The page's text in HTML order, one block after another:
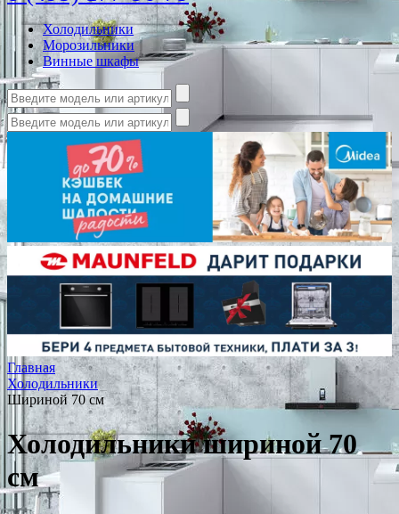
Холодильники
Морозильники
Винные шкафы
Главная
Холодильники
Шириной 70 см
Холодильники шириной 70
см